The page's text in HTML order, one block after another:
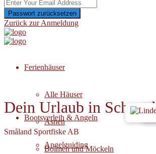
Passwort zurücksetzen
Zurück zur Anmeldung
Ferienhäuser
Alle Häuser
Asnen
Bolmen und Möckeln
Bootsverleih & Angeln
Angelguiding
Dein Urlaub in
Småland Sportfiske AB